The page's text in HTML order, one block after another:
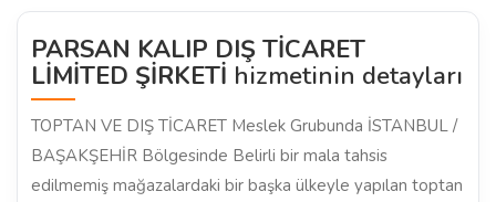
PARSAN KALIP DIŞ TİCARET
LİMİTED ŞİRKETİ hizmetinin detayları
TOPTAN VE DIŞ TİCARET Meslek Grubunda İSTANBUL /
BAŞAKŞEHİR Bölgesinde Belirli bir mala tahsis
edilmemiş mağazalardaki bir başka ülkeyle yapılan toptan